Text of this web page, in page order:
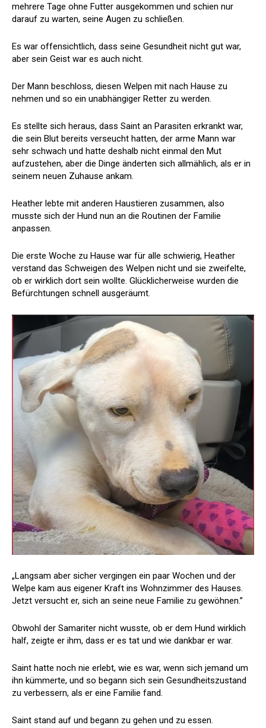
mehrere Tage ohne Futter ausgekommen und schien nur
darauf zu warten, seine Augen zu schließen.
Es war offensichtlich, dass seine Gesundheit nicht gut war,
aber sein Geist war es auch nicht.
Der Mann beschloss, diesen Welpen mit nach Hause zu
nehmen und so ein unabhängiger Retter zu werden.
Es stellte sich heraus, dass Saint an Parasiten erkrankt war,
die sein Blut bereits verseucht hatten, der arme Mann war
sehr schwach und hatte deshalb nicht einmal den Mut
aufzustehen, aber die Dinge änderten sich allmählich, als er in
seinem neuen Zuhause ankam.
Heather lebte mit anderen Haustieren zusammen, also
musste sich der Hund nun an die Routinen der Familie
anpassen.
Die erste Woche zu Hause war für alle schwierig, Heather
verstand das Schweigen des Welpen nicht und sie zweifelte,
ob er wirklich dort sein wollte. Glücklicherweise wurden die
Befürchtungen schnell ausgeräumt.
„Langsam aber sicher vergingen ein paar Wochen und der
Welpe kam aus eigener Kraft ins Wohnzimmer des Hauses.
Jetzt versucht er, sich an seine neue Familie zu gewöhnen.”
Obwohl der Samariter nicht wusste, ob er dem Hund wirklich
half, zeigte er ihm, dass er es tat und wie dankbar er war.
Saint hatte noch nie erlebt, wie es war, wenn sich jemand um
ihn kümmerte, und so begann sich sein Gesundheitszustand
zu verbessern, als er eine Familie fand.
Saint stand auf und begann zu gehen und zu essen.